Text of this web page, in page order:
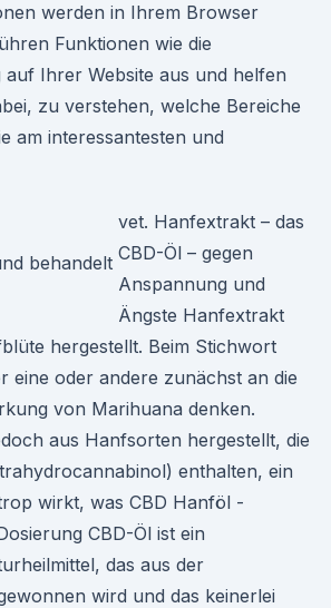
werden in Ihrem Browser
Funktionen wie die
Ihrer Website aus und helfen
zu verstehen, welche Bereiche
am interessantesten und
vet. Hanfextrakt – das
CBD-Öl – gegen
Anspannung und
Ängste Hanfextrakt
hergestellt. Beim Stichwort
eine oder andere zunächst an die
von Marihuana denken.
aus Hanfsorten hergestellt, die
enthalten, ein
wirkt, was CBD Hanföl -
CBD-Öl ist ein
das aus der
wird und das keinerlei